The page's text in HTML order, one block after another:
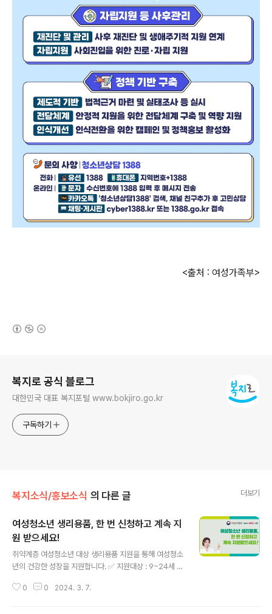
<출처 : 여성가족부>
복지로 공식 블로그
대한민국 대표 복지포털 www.bokjiro.go.kr
구독하기
복지소식/홍보소식 의 다른 글 더보기
여성청소년 생리용품, 한 번 신청하고 계속 지
원 받으세요!
취약계층 여성청소년 대상 생리용품 지원을 통해 여성청소
년의 건강한 성장을 지원합니다. ✅ 지원대상 : 9~24세 여
가족 지원대상자) ✅ 신청 기간 : 2024년 1월 ~ 12월 24
0 0 2024. 3. 7.